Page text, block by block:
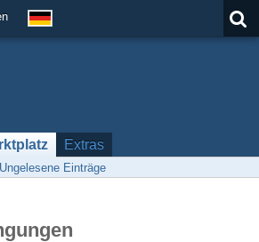
Extras
Ungelesene Einträge